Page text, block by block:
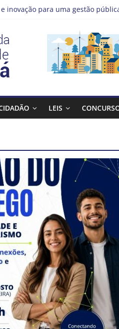
e inovação para uma gestão
Guaratinguetá divulga novo
realizará ação de vacinação
LEIS